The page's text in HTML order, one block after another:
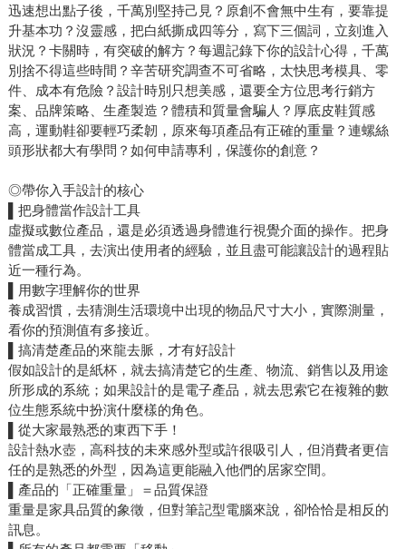
迅速想出點子後，千萬別堅持己見？原創不會無中生有，要靠提
升基本功？沒靈感，把白紙撕成四等分，寫下三個詞，立刻進入
狀況？卡關時，有突破的解方？每週記錄下你的設計心得，千萬
別捨不得這些時間？辛苦研究調查不可省略，太快思考模具、零
件、成本有危險？設計時別只想美感，還要全方位思考行銷方
案、品牌策略、生產製造？體積和質量會騙人？厚底皮鞋質感
高，運動鞋卻要輕巧柔韌，原來每項產品有正確的重量？連螺絲
頭形狀都大有學問？如何申請專利，保護你的創意？
◎帶你入手設計的核心
▌把身體當作設計工具
虛擬或數位產品，還是必須透過身體進行視覺介面的操作。把身
體當成工具，去演出使用者的經驗，並且盡可能讓設計的過程貼
近一種行為。
▌用數字理解你的世界
養成習慣，去猜測生活環境中出現的物品尺寸大小，實際測量，
看你的預測值有多接近。
▌搞清楚產品的來龍去脈，才有好設計
假如設計的是紙杯，就去搞清楚它的生產、物流、銷售以及用途
所形成的系統；如果設計的是電子產品，就去思索它在複雜的數
位生態系統中扮演什麼樣的角色。
▌從大家最熟悉的東西下手！
設計熱水壺，高科技的未來感外型或許很吸引人，但消費者更信
任的是熟悉的外型，因為這更能融入他們的居家空間。
▌產品的「正確重量」＝品質保證
重量是家具品質的象徵，但對筆記型電腦來說，卻恰恰是相反的
訊息。